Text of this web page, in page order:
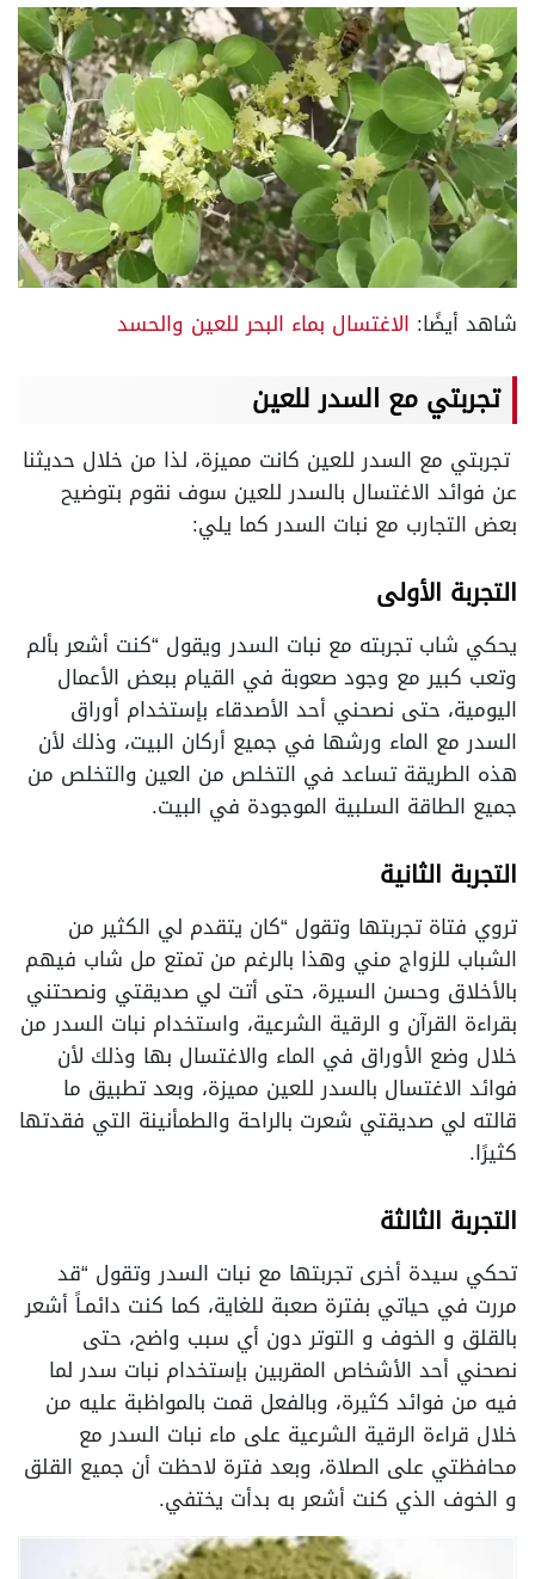
شاهد أيضًا: الاغتسال بماء البحر للعين والحسد
تجربتي مع السدر للعين
تجربتي مع السدر للعين كانت مميزة، لذا من خلال حديثنا
عن فوائد الاغتسال بالسدر للعين سوف نقوم بتوضيح
بعض التجارب مع نبات السدر كما يلي:
التجربة الأولى
يحكي شاب تجربته مع نبات السدر ويقول “كنت أشعر بألم
وتعب كبير مع وجود صعوبة في القيام ببعض الأعمال
اليومية، حتى نصحني أحد الأصدقاء بإستخدام أوراق
السدر مع الماء ورشها في جميع أركان البيت، وذلك لأن
هذه الطريقة تساعد في التخلص من العين والتخلص من
جميع الطاقة السلبية الموجودة في البيت.
التجربة الثانية
تروي فتاة تجربتها وتقول “كان يتقدم لي الكثير من
الشباب للزواج مني وهذا بالرغم من تمتع مل شاب فيهم
بالأخلاق وحسن السيرة، حتى أتت لي صديقتي ونصحتني
بقراءة القرآن و الرقية الشرعية، واستخدام نبات السدر من
خلال وضع الأوراق في الماء والاغتسال بها وذلك لأن
فوائد الاغتسال بالسدر للعين مميزة، وبعد تطبيق ما
قالته لي صديقتي شعرت بالراحة والطمأنينة التي فقدتها
كثيرًا.
التجربة الثالثة
تحكي سيدة أخرى تجربتها مع نبات السدر وتقول “قد
مررت في حياتي بفترة صعبة للغاية، كما كنت دائمـاً أشعر
بالقلق و الخوف و التوتر دون أي سبب واضح، حتى
نصحني أحد الأشخاص المقربين بإستخدام نبات سدر لما
فيه من فوائد كثيرة، وبالفعل قمت بالمواظبة عليه من
خلال قراءة الرقية الشرعية على ماء نبات السدر مع
محافظتي على الصلاة، وبعد فترة لاحظت أن جميع القلق
و الخوف الذي كنت أشعر به بدأت يختفي.